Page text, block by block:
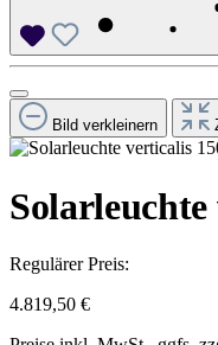
Bild verkleinern
Regulärer Preis:
4.819,50 €